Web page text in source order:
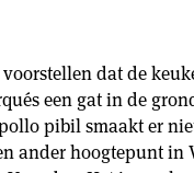
dat de
een gat in de
pibil smaakt er
ander hoogtepunt in